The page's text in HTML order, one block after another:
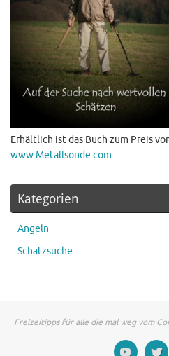
Erhältlich ist das Buch zum Preis
www.Metallsonde.com
Kategorien
Angeln
Schatzsuche
Freizeitipps für alle die mal weg vom